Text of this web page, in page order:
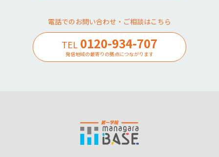
電話でのお問い合わせ・ご相談はこちら
TEL 0120-934-707
発信地域の最寄りの拠点につながります